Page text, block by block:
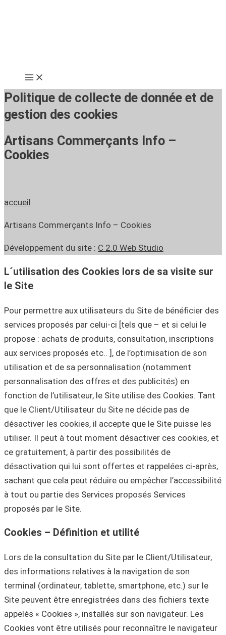
Politique de collecte de donnée et de
gestion des cookies
Artisans Commerçants Info –
Cookies
accueil
Artisans Commerçants Info – Cookies
Développement du site : C 2.0 Web Studio
L´utilisation des Cookies lors de sa visite sur
le Site
Pour permettre aux utilisateurs du Site de bénéficier des
services proposés par celui-ci [tels que – et si celui le
propose : achats de produits, consultation, inscriptions
aux services proposés etc.. ], de l’optimisation de son
utilisation et de sa personnalisation (notamment
personnalisation des offres et des publicités) en
fonction de l’utilisateur, le Site utilise des Cookies. Tant
que le Client/Utilisateur du Site ne décide pas de
désactiver les cookies, il accepte que le Site puisse les
utiliser. Il peut à tout moment désactiver ces cookies, et
ce gratuitement, à partir des possibilités de
désactivation qui lui sont offertes et rappelées ci-après,
sachant que cela peut réduire ou empêcher l’accessibilité
à tout ou partie des Services proposés Services
proposés par le Site.
Cookies – Définition et utilité
Lors de la consultation du Site par le Client/Utilisateur,
des informations relatives à la navigation de son
terminal (ordinateur, tablette, smartphone, etc.) sur le
Site peuvent être enregistrées dans des fichiers texte
appelés « Cookies », installés sur son navigateur. Les
Cookies vont être utilisés pour reconnaître le navigateur